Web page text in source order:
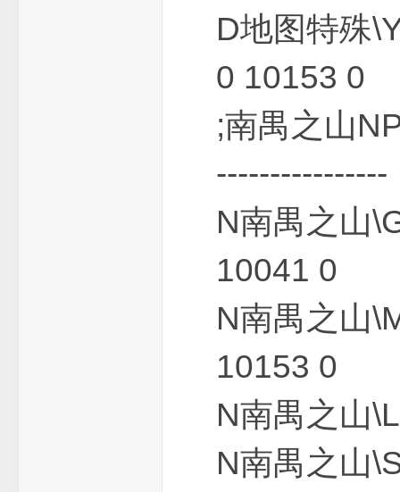
D地图特殊
0 10153 0
;南禺之山
----------------
N南禺之
10041 0
N南禺之
10153 0
N南禺之
N南禺之